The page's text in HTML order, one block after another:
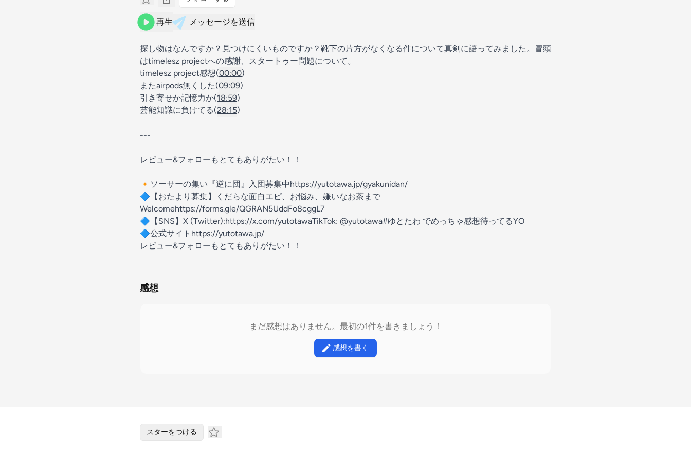
再生 メッセージを送信
探し物はなんですか？見つけにくいものですか？靴下の片方がなくなる件について真剣に語ってみました。冒頭
はtimelesz projectへの感謝、スタートゥー問題について。
timelesz project感想(00:00)
またairpods無くした(09:09)
引き寄せか記憶力か(18:59)
芸能知識に負けてる(28:15)
---
レビュー&フォローもとてもありがたい！！
🔸ソーサーの集い『逆に団』入団募集中⁠https://yutotawa.jp/gyakunidan/⁠
🔷【おたより募集】くだらな面白エピ、お悩み、嫌いなお茶まで
Welcome⁠https://forms.gle/QGRAN5UddFo8cggL7⁠
🔷【SNS】X (Twitter):⁠https://x.com/yutotawa⁠TikTok: @yutotawa#ゆとたわ でめっちゃ感想待ってるYO
🔷公式サイト ⁠https://yutotawa.jp/
レビュー&フォローもとてもありがたい！！
感想
まだ感想はありません。最初の1件を書きましょう！
感想を書く
スターをつける